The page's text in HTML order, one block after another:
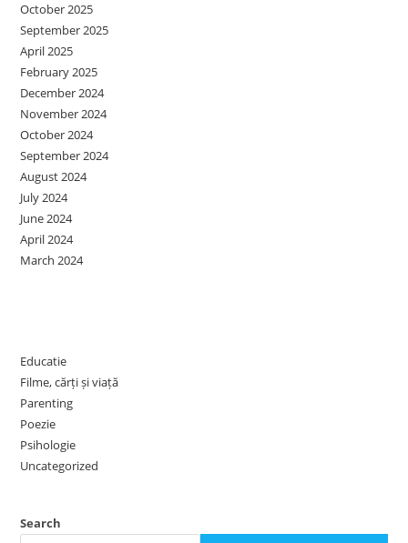
October 2025
September 2025
April 2025
February 2025
December 2024
November 2024
October 2024
September 2024
August 2024
July 2024
June 2024
April 2024
March 2024
Educatie
Filme, cărți și viață
Parenting
Poezie
Psihologie
Uncategorized
Search